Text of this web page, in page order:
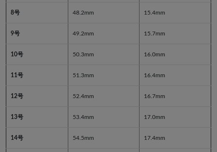
8号 48.2mm 15.4mm
9号 49.2mm 15.7mm
10号 50.3mm 16.0mm
11号 51.3mm 16.4mm
12号 52.4mm 16.7mm
13号 53.4mm 17.0mm
14号 54.5mm 17.4mm